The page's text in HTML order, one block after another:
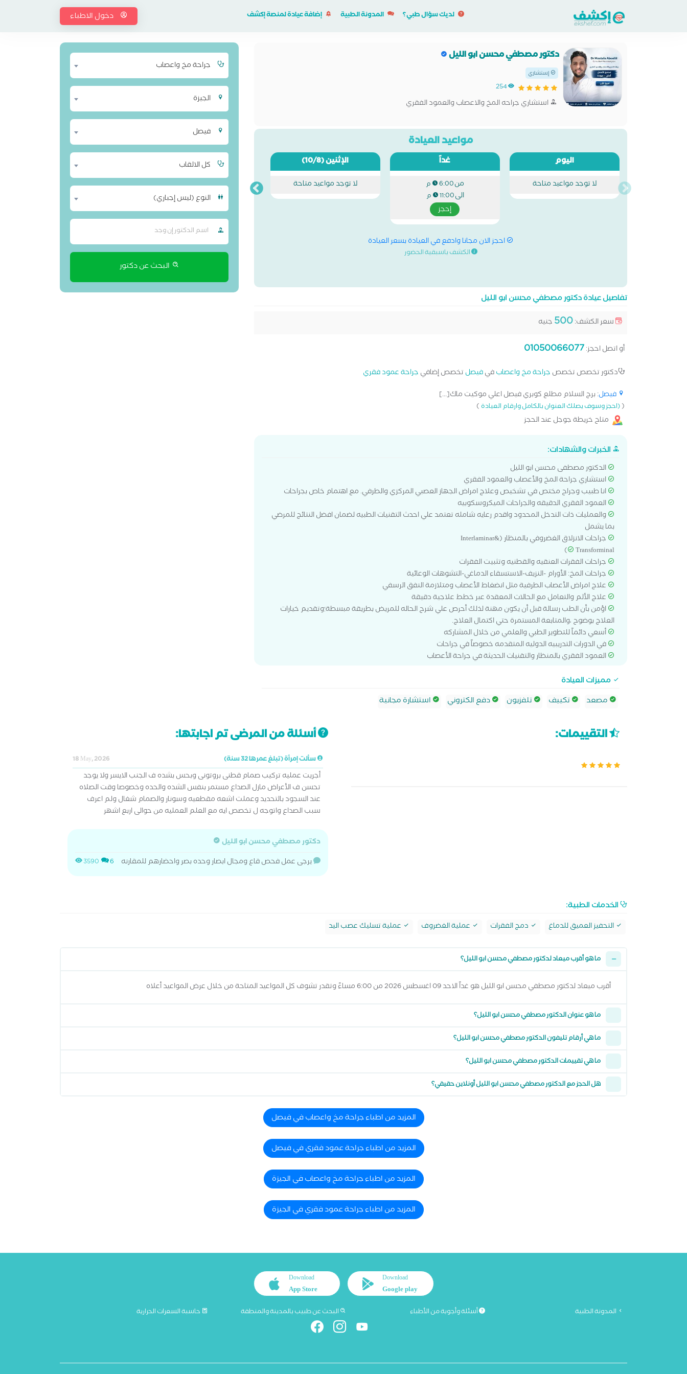
لديك سؤال طبي؟ المدونة الطبية إضافة عيادة لمنصة إكشف دخول الاطباء
دكتور مصطفي محسن ابو الليل
إستشاري
254
استشاري جراحه المخ والاعصاب والعمود الفقري
مواعيد العيادة
اليوم
لا توجد مواعيد متاحة
غداً
من6:00 م
الى11:00 م
إحجز
الإثنين(10/8)
لا توجد مواعيد متاحة
احجز الان مجانا وادفع في العيادة بسعر العيادة
الكشف باسبقية الحضور
تفاصيل عيادة دكتور مصطفي محسن ابو الليل
سعر الكشف:500 جنيه
أو اتصل احجز:01050066077
دكتور تخصص تخصص جراحة مخ واعصابفيفيصل تخصص إضافي جراحة عمود فقري
فيصل: برج السلام مطلع كوبري فيصل اعلي موكيت ماك[...]
((احجز وسوف يصلك العنوان بالكامل وارقام العيادة)
متاح خريطة جوجل عند الحجز
الخبرات والشهادات:
الدكتور مصطفى محسن ابو الليل
استشاري جراحة المخ والأعصاب والعمود الفقري
انا طبيب وجراح مختص في تشخيص وعلاج امراض الجهاز العصبي المركزي والطرفي. مع اهتمام خاص بجراحات
العمود الفقري الدقيقه والجراحات الميكروسكوبيه
والعمليات ذات التدخل المحدود واقدم رعايه شامله تعتمد علي احدث التقنيات الطبيه لضمان افضل النتائج للمرضي
بما يشمل
جراحات الانزلاق الغضروفي بالمنظار (&Interlaminar
Transforminal)
جراحات الفقرات العنقيه والقطنيه وتثبيت الفقرات
جراحات المخ: الأورام -النزيف-الاستسقاء الدماغي-التشوهات الوعائية
علاج امراض الأعصاب الطرفية مثل انضغاط الأعصاب ومتلازمة النفق الرسفي
علاج الألم والتعامل مع الحالات المعقدة عبر خطط علاجية دقيقة
اؤمن بأن الطب رسالة قبل أن يكون مهنة لذلك أحرص علي شرح الحاله للمريض بطريقة مبسطة؛وتقديم خيارات
العلاج بوضوح ،والمتابعة المستمرة حتي اكتمال العلاج.
أسعي دائماً للتطوير الطبي والعلمي من خلال المشاركه
في الدورات التدريبيه الدوليه المتقدمه خصوصاً في جراحات
العمود الفقري بالمنظار والتقنيات الحديثة في جراحة الأعصاب
مميزات العيادة
مصعد
تكييف تلفزيون دفع الكتروني استشارة مجانية
جراحة مخ واعصاب
الجيزة
فيصل
كل الالقاب
النوع (ليس إجباري)
البحث عن دكتور
التقييمات: أسئلة من المرضى تم اجابتها:
سألت إمرأة (تبلغ عمرها 32 سنة) 18 May, 2026
أجريت عمليه تركيب صمام قطنى بروتونى وبحس بشده ف الجنب الايسر ولا يوجد
تحسن ف الأعراض مازل الصداع مستمر بنفس الشده والحده وخصوصا وقت الصلاه
عند السجود بالتحديد وعملت اشعه مقطعيه وسونار والصمام شغال ولم اعرف
سبب الصداع واتوجه ل تخصص ايه مع العلم العمليه من حوالى اربع اشهر
دكتور مصطفي محسن ابو الليل
3590 6 يرجى عمل فحص قاع ومجال ابصار وحده بصر واحضارهم للمقارنه
الخدمات الطبية:
التحفيز العميق للدماغ دمج الفقرات عملية الغضروف عملية تسليك عصب اليد
ما هو أقرب ميعاد لدكتور مصطفي محسن ابو الليل؟
أقرب ميعاد لدكتور مصطفي محسن ابو الليل هو غداً الاحد 09 اغسطس 2026 من 6:00 مساءً وتقدر تشوف كل المواعيد المتاحة من خلال عرض المواعيد أعلاه
ما هو عنوان الدكتور مصطفي محسن ابو الليل؟
ما هي أرقام تليفون الدكتور مصطفي محسن ابو الليل؟
ما هي تقييمات الدكتور مصطفي محسن ابو الليل؟
هل الحجز مع الدكتور مصطفي محسن ابو الليل أونلاين حقيقي؟
المزيد من اطباء جراحة مخ واعصاب في فيصل
المزيد من اطباء جراحة عمود فقري في فيصل
المزيد من اطباء جراحة مخ واعصاب في الجيزة
المزيد من اطباء جراحة عمود فقري في الجيزة
Download
Google play
Download
App Store
المدونة الطبية أسئلة وأجوبة من الأطباء البحث عن طبيب بالمدينة والمنطقة حاسبة السعرات الحرارية